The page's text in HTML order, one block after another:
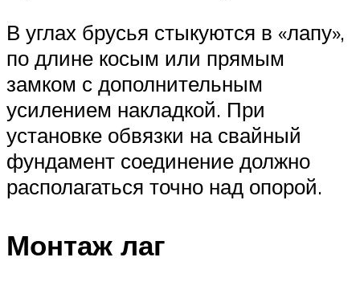
В углах брусья стыкуются в «лапу»,
по длине косым или прямым
замком с дополнительным
усилением накладкой. При
установке обвязки на свайный
фундамент соединение должно
располагаться точно над опорой.
Монтаж лаг